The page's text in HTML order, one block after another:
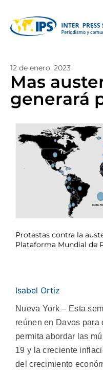
12 de enero, 2023
Mas
generará
Protestas contra la
Plataforma Mundial de
Isabel Ortiz
Nueva York – Esta
reúnen en Davos para
permita abordar las
19 y lacreciente
del crecimiento